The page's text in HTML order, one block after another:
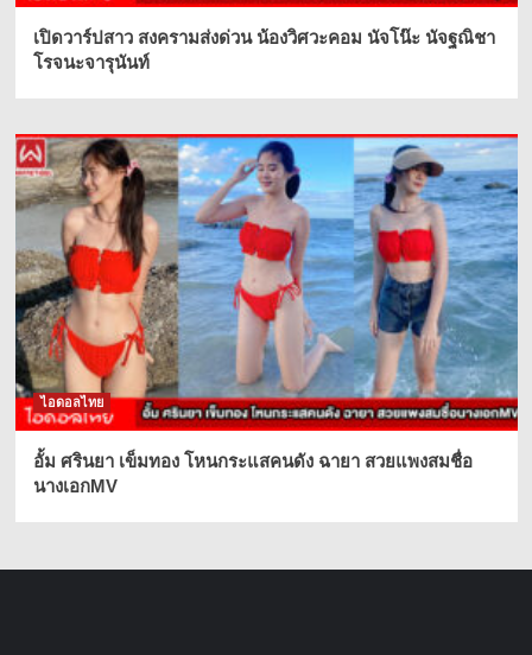
เปิดวาร์ปสาว สงครามส่งด่วน น้องวิศวะคอม นัจโน๊ะ นัจฐณิชา
โรจนะจารุนันท์
ไอดอลไทย
อั้ม ศรินยา เข็มทอง โหนกระแสคนดัง ฉายา สวยแพงสมชื่อ
นางเอกMV